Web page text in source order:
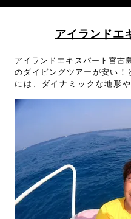
アイランドエ
アイランドエキスパート宮古
のダイビングツアーが安い！
には、ダイナミックな地形
のガイドがしっかりサポート！